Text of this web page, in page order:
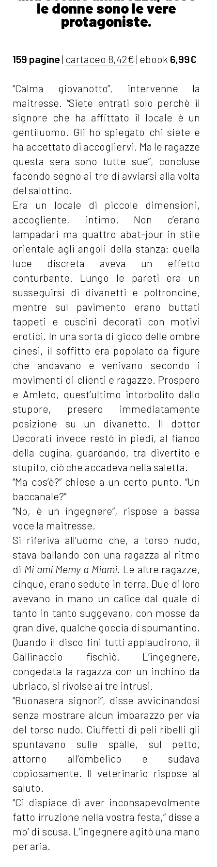
le donne sono le vere
protagoniste.
159 pagine | cartaceo 8,42€ | ebook 6,99€
“Calma giovanotto”, intervenne la
maitresse. “Siete entrati solo perchè il
signore che ha affittato il locale è un
gentiluomo. Gli ho spiegato chi siete e
ha accettato di accogliervi. Ma le ragazze
questa sera sono tutte sue”, concluse
facendo segno ai tre di avviarsi alla volta
del salottino.
Era un locale di piccole dimensioni,
accogliente, intimo. Non c’erano
lampadari ma quattro abat-jour in stile
orientale agli angoli della stanza: quella
luce discreta aveva un effetto
conturbante. Lungo le pareti era un
susseguirsi di divanetti e poltroncine,
mentre sul pavimento erano buttati
tappeti e cuscini decorati con motivi
erotici. In una sorta di gioco delle ombre
cinesi, il soffitto era popolato da figure
che andavano e venivano secondo i
movimenti di clienti e ragazze. Prospero
e Amleto, quest’ultimo intorbolito dallo
stupore, presero immediatamente
posizione su un divanetto. Il dottor
Decorati invece restò in piedi, al fianco
della cugina, guardando, tra divertito e
stupito, ciò che accadeva nella saletta.
“Ma cos’è?” chiese a un certo punto. “Un
baccanale?”
“No, è un ingegnere”, rispose a bassa
voce la maitresse.
Si riferiva all’uomo che, a torso nudo,
stava ballando con una ragazza al ritmo
di Mi ami Memy a Miami. Le altre ragazze,
cinque, erano sedute in terra. Due di loro
avevano in mano un calice dal quale di
tanto in tanto suggevano, con mosse da
gran dive, qualche goccia di spumantino.
Quando il disco finì tutti applaudirono, il
Gallinaccio fischiò. L’ingegnere,
congedata la ragazza con un inchino da
ubriaco, si rivolse ai tre intrusi.
“Buonasera signori”, disse avvicinandosi
senza mostrare alcun imbarazzo per via
del torso nudo. Ciuffetti di peli ribelli gli
spuntavano sulle spalle, sul petto,
attorno all’ombelico e sudava
copiosamente. Il veterinario rispose al
saluto.
“Ci dispiace di aver inconsapevolmente
fatto irruzione nella vostra festa,” disse a
mo’ di scusa. L’ingegnere agitò una mano
per aria.